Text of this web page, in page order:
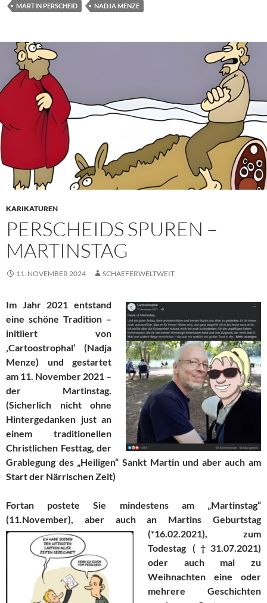
MARTIN PERSCHEID
NADJA MENZE
KARIKATUREN
PERSCHEIDS SPUREN –
MARTINSTAG
11. NOVEMBER 2024 SCHAEFERWELTWEIT
Im Jahr 2021 entstand
eine schöne Tradition –
initiiert von
‚Cartoostrophal‘ (Nadja
Menze) und gestartet
am 11. November 2021 –
der Martinstag.
(Sicherlich nicht ohne
Hintergedanken just an
einem traditionellen
Christlichen Festtag, der
Grablegung des „Heiligen“ Sankt Martin und aber auch am
Start der Närrischen Zeit)
Fortan postete Sie mindestens am „Martinstag“
(11.November), aber auch an Martins Geburtstag
(*16.02.2021), zum
Todestag (†31.07.2021)
oder auch mal zu
Weihnachten eine oder
mehrere Geschichten